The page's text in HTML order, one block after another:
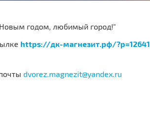
годом, любимый город!"
https://дк-магнезит.рф/?p=12641
dvorez.magnezit@yandex.ru